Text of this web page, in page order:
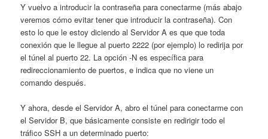
Y vuelvo a introducir la contraseña para conectarme (más abajo
veremos cómo evitar tener que introducir la contraseña). Con
esto lo que le estoy diciendo al Servidor A es que que toda
conexión que le llegue al puerto 2222 (por ejemplo) lo redirija por
el túnel al puerto 22. La opción -N es específica para
redireccionamiento de puertos, e indica que no viene un
comando después.
Y ahora, desde el Servidor A, abro el túnel para conectarme con
el Servidor B, que básicamente consiste en redirigir todo el
tráfico SSH a un determinado puerto: